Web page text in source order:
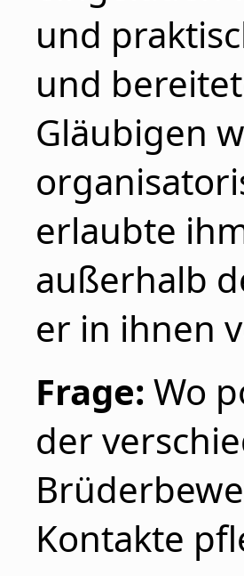
und
und
Gläubigen
erlaubte
außerhalb
er in ihnen
Frage: Wo
der
Kontakte